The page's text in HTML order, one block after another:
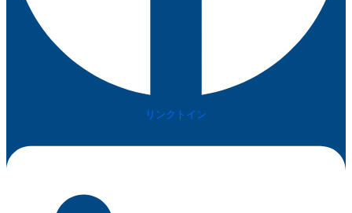
リンクトイン